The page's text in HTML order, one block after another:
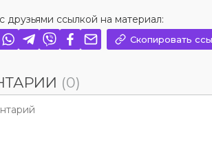
друзьями ссылкой на материал:
Скопировать
(0)